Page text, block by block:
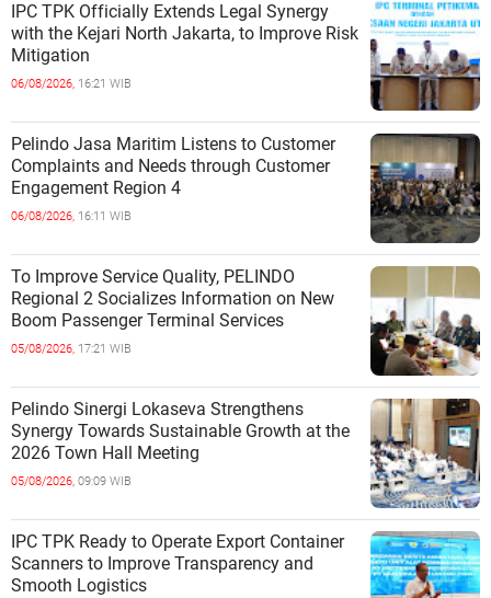
IPC TPK Officially Extends Legal Synergy
with the Kejari North Jakarta, to Improve Risk
Mitigation
06/08/2026, 16:21 WIB
Pelindo Jasa Maritim Listens to Customer
Complaints and Needs through Customer
Engagement Region 4
06/08/2026, 16:11 WIB
To Improve Service Quality, PELINDO
Regional 2 Socializes Information on New
Boom Passenger Terminal Services
05/08/2026, 17:21 WIB
Pelindo Sinergi Lokaseva Strengthens
Synergy Towards Sustainable Growth at the
2026 Town Hall Meeting
05/08/2026, 09:09 WIB
IPC TPK Ready to Operate Export Container
Scanners to Improve Transparency and
Smooth Logistics